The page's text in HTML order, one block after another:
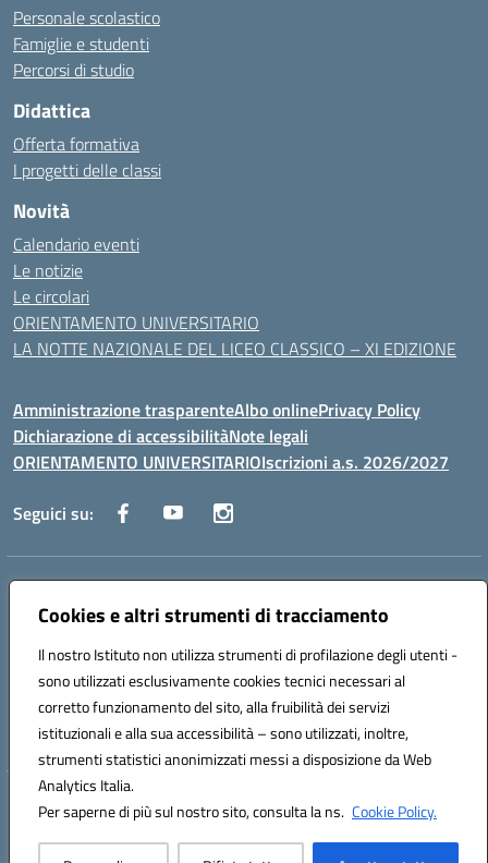
Cookies e altri strumenti di tracciamento
Il nostro Istituto non utilizza strumenti di profilazione degli utenti -
sono utilizzati esclusivamente cookies tecnici necessari al
corretto funzionamento del sito, alla fruibilità dei servizi
istituzionali e alla sua accessibilità – sono utilizzati, inoltre,
strumenti statistici anonimizzati messi a disposizione da Web
Analytics Italia.
Per saperne di più sul nostro sito, consulta la ns. Cookie Policy.
Personale scolastico
Famiglie e studenti
Percorsi di studio
Didattica
Offerta formativa
I progetti delle classi
Novità
Calendario eventi
Le notizie
Le circolari
ORIENTAMENTO UNIVERSITARIO
LA NOTTE NAZIONALE DEL LICEO CLASSICO – XI EDIZIONE
Amministrazione trasparenteAlbo onlinePrivacy Policy
Dichiarazione di accessibilitàNote legali
ORIENTAMENTO UNIVERSITARIOIscrizioni a.s. 2026/2027
Seguici su:
Indirizzo:
Centralino:0882 331218 Email:fgps210002@istruzione.it
Codice fiscale: 93071630714
Codice meccanografico:
FGPS210002
Codice unico di fatturazione (CUF): UF7W9K
Hosting & Powered by 3D Solution S.r.l.
Concept & Design by Designers Italia